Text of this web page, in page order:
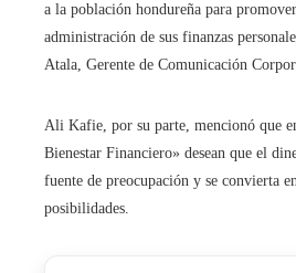
a la población hondureña para
administración de sus finanzas
Atala, Gerente de Comunicación
Ali Kafie, por su parte, mencionó que
Bienestar Financiero» desean que el
fuente de preocupación y se convierta
posibilidades.